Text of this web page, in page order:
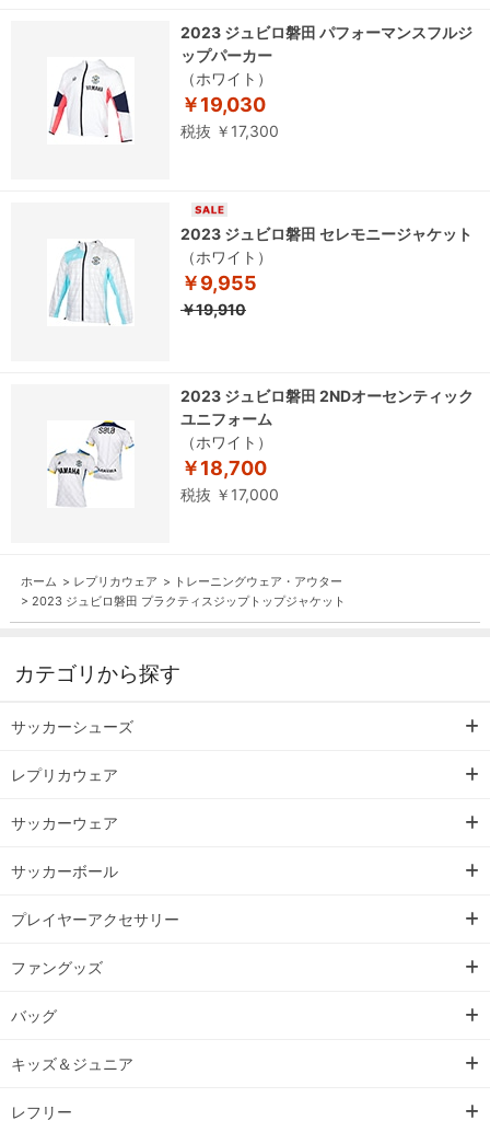
2023 ジュビロ磐田 パフォーマンスフルジ
ップパーカー
（ホワイト）
￥19,030
税抜 ￥17,300
2023 ジュビロ磐田 セレモニージャケット
（ホワイト）
￥9,955
￥19,910
2023 ジュビロ磐田 2NDオーセンティック
ユニフォーム
（ホワイト）
￥18,700
税抜 ￥17,000
ホーム > レプリカウェア > トレーニングウェア・アウター
> 2023 ジュビロ磐田 プラクティスジップトップジャケット
カテゴリから探す
サッカーシューズ
レプリカウェア
サッカーウェア
サッカーボール
プレイヤーアクセサリー
ファングッズ
バッグ
キッズ＆ジュニア
レフリー